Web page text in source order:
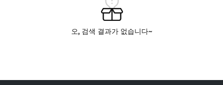
오, 검색 결과가 없습니다~